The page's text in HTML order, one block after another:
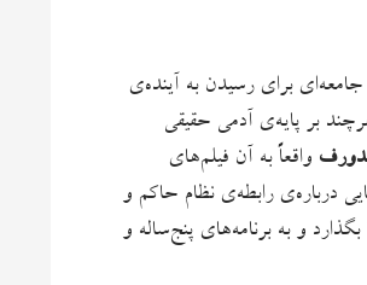
برای رسیدن به آینده‌ی
بر پایه‌ی آدمی حقیقی
واقعاً به آن فیلم‌های
فیلم‌هایی درباره‌ی رابطه‌ی نظام حاکم و
و به برنامه‌های پنج‌ساله و